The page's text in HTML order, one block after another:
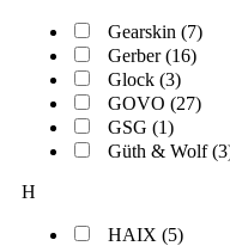
Gearskin (7)
Gerber (16)
Glock (3)
GOVO (27)
GSG (1)
Güth & Wolf
H
HAIX (5)